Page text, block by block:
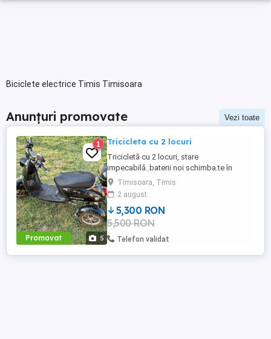
Biciclete electrice Timis Timisoara
Anunțuri promovate Vezi toate
Promovat 5
1 Tricicleta cu 2 locuri
Tricicletă cu 2 locuri, stare
impecabilă..baterii noi schimba.te în
primăvara aceasta..mai multe detalii în
privat.
Timisoara, Timis
2 august
5,300 RON
5,500 RON
Telefon validat